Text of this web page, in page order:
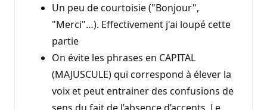
Un peu de courtoisie ("Bonjour",
"Merci"…). Effectivement j'ai loupé cette
partie
On évite les phrases en CAPITAL
(MAJUSCULE) qui correspond à élever la
voix et peut entrainer des confusions de
sens du fait de l’absence d’accents. Le